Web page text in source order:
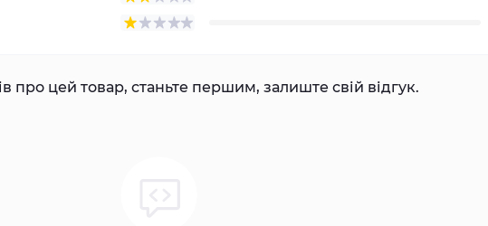
про цей товар, станьте першим, залиште свій відгук.